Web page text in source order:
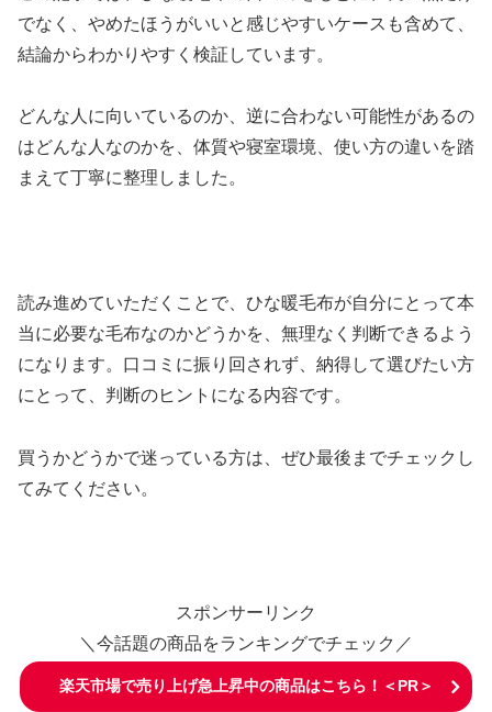
でなく、やめたほうがいいと感じやすいケースも含めて、
結論からわかりやすく検証しています。
どんな人に向いているのか、逆に合わない可能性があるの
はどんな人なのかを、体質や寝室環境、使い方の違いを踏
まえて丁寧に整理しました。
読み進めていただくことで、ひな暖毛布が自分にとって本
当に必要な毛布なのかどうかを、無理なく判断できるよう
になります。口コミに振り回されず、納得して選びたい方
にとって、判断のヒントになる内容です。
買うかどうかで迷っている方は、ぜひ最後までチェックし
てみてください。
スポンサーリンク
＼今話題の商品をランキングでチェック／
楽天市場で売り上げ急上昇中の商品はこちら！＜PR＞